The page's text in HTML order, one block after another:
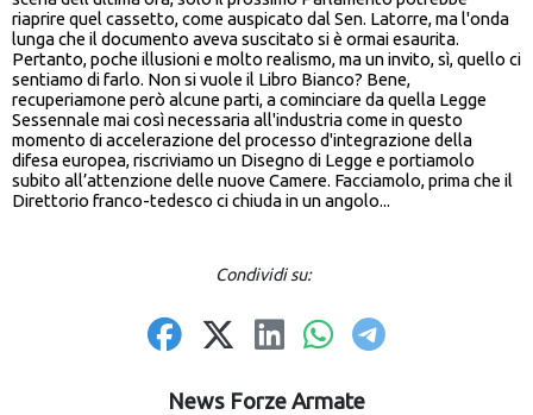
riaprire quel cassetto, come auspicato dal Sen. Latorre, ma l'onda
lunga che il documento aveva suscitato si è ormai esaurita.
Pertanto, poche illusioni e molto realismo, ma un invito, sì, quello ci
sentiamo di farlo. Non si vuole il Libro Bianco? Bene,
recuperiamone però alcune parti, a cominciare da quella Legge
Sessennale mai così necessaria all'industria come in questo
momento di accelerazione del processo d'integrazione della
difesa europea, riscriviamo un Disegno di Legge e portiamolo
subito all’attenzione delle nuove Camere. Facciamolo, prima che il
Direttorio franco-tedesco ci chiuda in un angolo...
Condividi su:
News Forze Armate